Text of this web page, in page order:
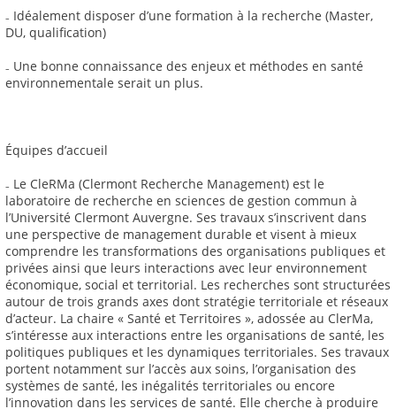
₋ Idéalement disposer d’une formation à la recherche (Master,
DU, qualification)
₋ Une bonne connaissance des enjeux et méthodes en santé
environnementale serait un plus.
Équipes d’accueil
₋ Le CleRMa (Clermont Recherche Management) est le
laboratoire de recherche en sciences de gestion commun à
l’Université Clermont Auvergne. Ses travaux s’inscrivent dans
une perspective de management durable et visent à mieux
comprendre les transformations des organisations publiques et
privées ainsi que leurs interactions avec leur environnement
économique, social et territorial. Les recherches sont structurées
autour de trois grands axes dont stratégie territoriale et réseaux
d’acteur. La chaire « Santé et Territoires », adossée au ClerMa,
s’intéresse aux interactions entre les organisations de santé, les
politiques publiques et les dynamiques territoriales. Ses travaux
portent notamment sur l’accès aux soins, l’organisation des
systèmes de santé, les inégalités territoriales ou encore
l’innovation dans les services de santé. Elle cherche à produire